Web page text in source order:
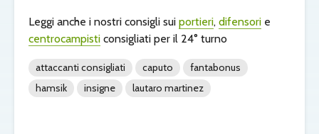
Leggi anche i nostri consigli sui portieri, difensori e
centrocampisti consigliati per il 24° turno
attaccanti consigliati caputo
fantabonus
hamsik
insigne lautaro martinez